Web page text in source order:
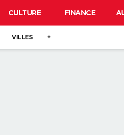
CULTURE FINANCE
VILLES +